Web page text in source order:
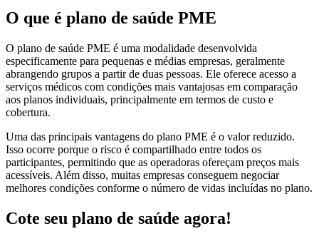
O que é plano de saúde PME
O plano de saúde PME é uma modalidade desenvolvida
especificamente para pequenas e médias empresas, geralmente
abrangendo grupos a partir de duas pessoas. Ele oferece acesso a
serviços médicos com condições mais vantajosas em comparação
aos planos individuais, principalmente em termos de custo e
cobertura.
Uma das principais vantagens do plano PME é o valor reduzido.
Isso ocorre porque o risco é compartilhado entre todos os
participantes, permitindo que as operadoras ofereçam preços mais
acessíveis. Além disso, muitas empresas conseguem negociar
melhores condições conforme o número de vidas incluídas no plano.
Cote seu plano de saúde agora!